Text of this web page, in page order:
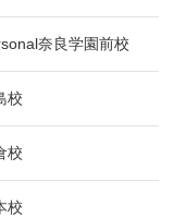
奈良学園前校
校
校
校